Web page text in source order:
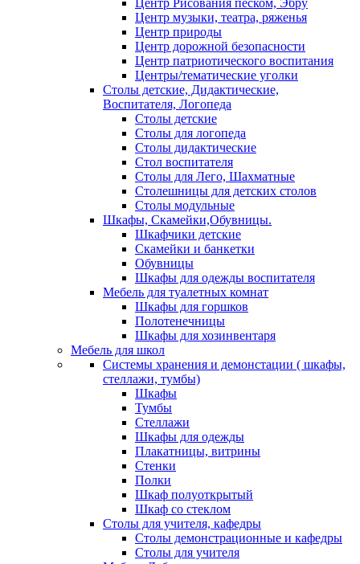
Центр музыки, театра, ряженья
Центр природы
Центр дорожной безопасности
Центр патриотического воспитания
Центры/тематические уголки
Столы детские, Дидактические,
Воспитателя, Логопеда
Столы детские
Столы для логопеда
Столы дидактические
Стол воспитателя
Столы для Лего, Шахматные
Столешницы для детских столов
Столы модульные
Шкафы, Скамейки,Обувницы.
Шкафчики детские
Скамейки и банкетки
Обувницы
Шкафы для одежды воспитателя
Мебель для туалетных комнат
Шкафы для горшков
Полотенечницы
Шкафы для хозинвентаря
Мебель для школ
Системы хранения и демонстации ( шкафы,
стеллажи, тумбы)
Шкафы
Тумбы
Стеллажи
Шкафы для одежды
Плакатницы, витрины
Стенки
Полки
Шкаф полуоткрытый
Шкаф со стеклом
Столы для учителя, кафедры
Столы демонстрационные и кафедры
Столы для учителя